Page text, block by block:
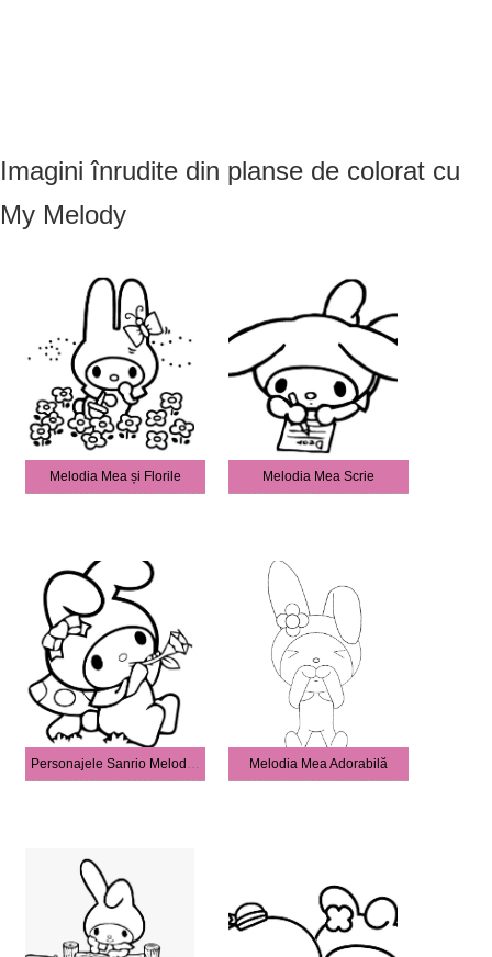
Imagini înrudite din planse de colorat cu
My Melody
Melodia Mea și Florile Melodia Mea Scrie
Personajele Sanrio Melodia Mea Melodia Mea Adorabilă